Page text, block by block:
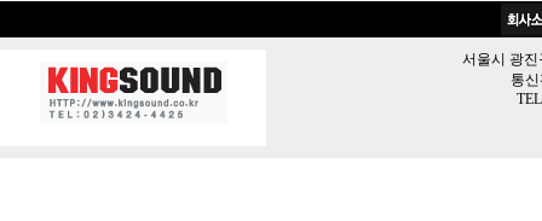
서울시 광진
통